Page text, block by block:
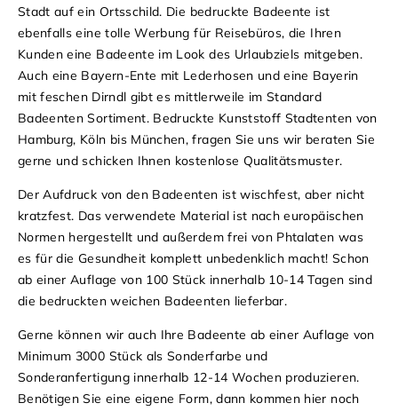
Stadt auf ein Ortsschild. Die bedruckte Badeente ist
ebenfalls eine tolle Werbung für Reisebüros, die Ihren
Kunden eine Badeente im Look des Urlaubziels mitgeben.
Auch eine Bayern-Ente mit Lederhosen und eine Bayerin
mit feschen Dirndl gibt es mittlerweile im Standard
Badeenten Sortiment. Bedruckte Kunststoff Stadtenten von
Hamburg, Köln bis München, fragen Sie uns wir beraten Sie
gerne und schicken Ihnen kostenlose Qualitätsmuster.
Der Aufdruck von den Badeenten ist wischfest, aber nicht
kratzfest. Das verwendete Material ist nach europäischen
Normen hergestellt und außerdem frei von Phtalaten was
es für die Gesundheit komplett unbedenklich macht! Schon
ab einer Auflage von 100 Stück innerhalb 10-14 Tagen sind
die bedruckten weichen Badeenten lieferbar.
Gerne können wir auch Ihre Badeente ab einer Auflage von
Minimum 3000 Stück als Sonderfarbe und
Sonderanfertigung innerhalb 12-14 Wochen produzieren.
Benötigen Sie eine eigene Form, dann kommen hier noch